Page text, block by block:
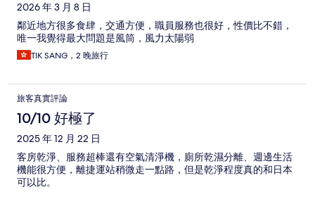
2026 年 3 月 8 日
鄰近地方很多食肆，交通方便，職員服務也很好，性價比不錯，
唯一我覺得最大問題是風筒，風力太陽弱
TIK SANG，2 晚旅行
旅客真實評論
10/10 好極了
2025 年 12 月 22 日
客房乾淨、服務超棒還有空氣清淨機，廁所乾濕分離、週邊生活
機能很方便，離捷運站稍微走一點路，但是乾淨程度真的和日本
可以比。